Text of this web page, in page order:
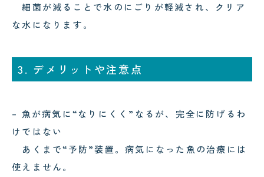
細菌が減ることで水のにごりが軽減され、クリア
な水になります。
3. デメリットや注意点
– 魚が病気に“なりにくく”なるが、完全に防げるわ
けではない
あくまで“予防”装置。病気になった魚の治療には
使えません。